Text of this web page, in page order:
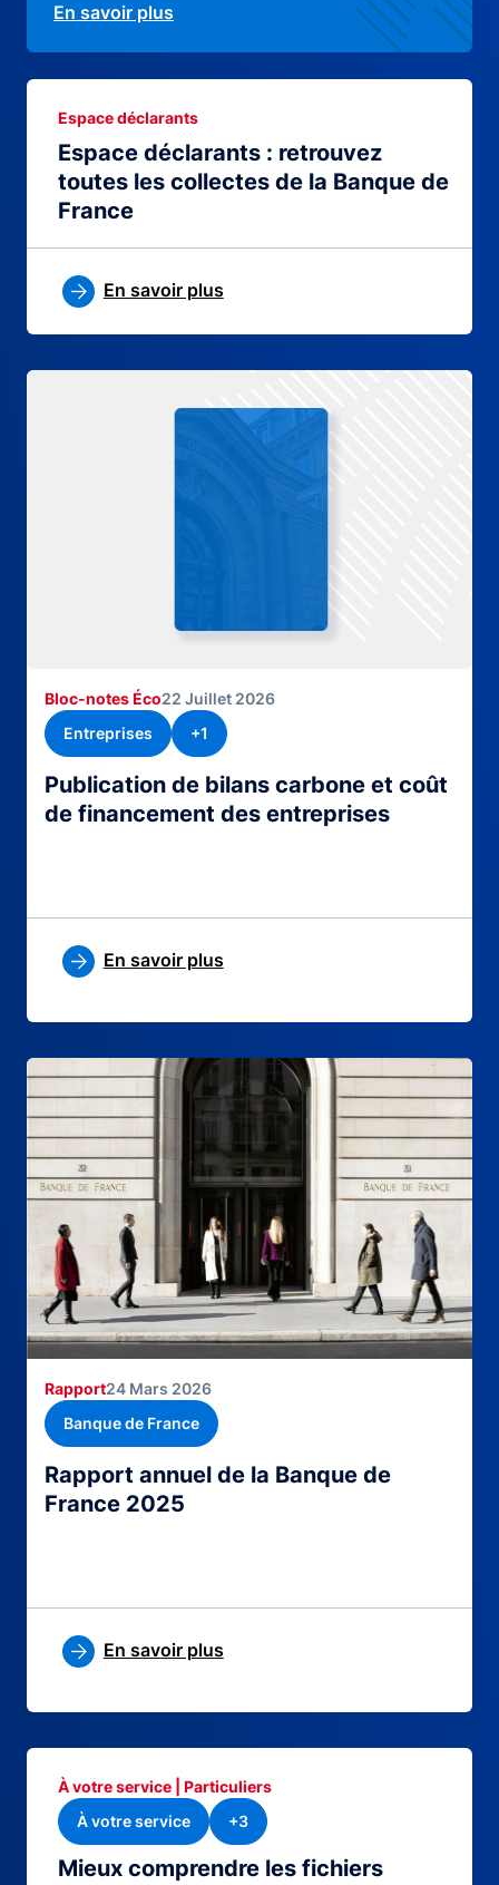
Publication de bilans carbone et coût
de financement des entreprises
Bloc-notes Éco22 Juillet 2026
Entreprises
+1
En savoir plus
En savoir plus
Espace déclarants : retrouvez
toutes les collectes de la Banque de
France
Espace déclarants
En savoir plus
Rapport annuel de la Banque de
France 2025
Rapport24 Mars 2026
Banque de France
En savoir plus
Mieux comprendre les fichiers
À votre service | Particuliers
À votre service
+3